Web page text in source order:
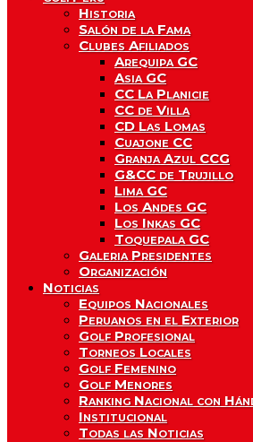
Historia
Salón de la Fama
Clubes Afiliados
Arequipa GC
Asia GC
CC La Planicie
CC de Villa
CD Las Lomas
Cuajone CC
Granja Azul CCG
G&CC de Trujillo
Lima GC
Los Andes GC
Los Inkas GC
Toquepala GC
Galeria Presidentes
Organización
Noticias
Equipos Nacionales
Peruanos en el Exterior
Golf Profesional
Torneos Locales
Golf Femenino
Golf Menores
Ranking Nacional con
Institucional
Todas las Noticias